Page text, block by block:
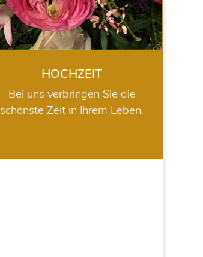
HOCHZEIT
Bei uns verbringen Sie die
schönste Zeit in Ihrem Leben.